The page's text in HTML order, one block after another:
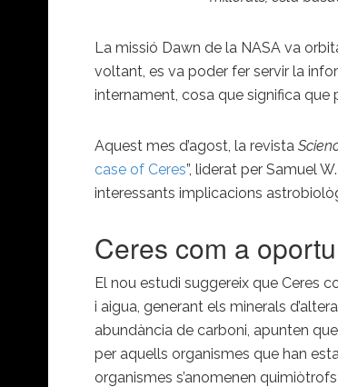
La missió Dawn de la NASA va
voltant, es va poder fer servir la
internament, cosa que significa
Aquest mes d’agost, la revista
case of Ceres”, liderat per Samuel
interessants implicacions
Ceres com a
El nou estudi suggereix que Ceres
i aigua, generant els minerals
abundància de carboni, apunten
per aquells organismes que han
organismes s’anomenen